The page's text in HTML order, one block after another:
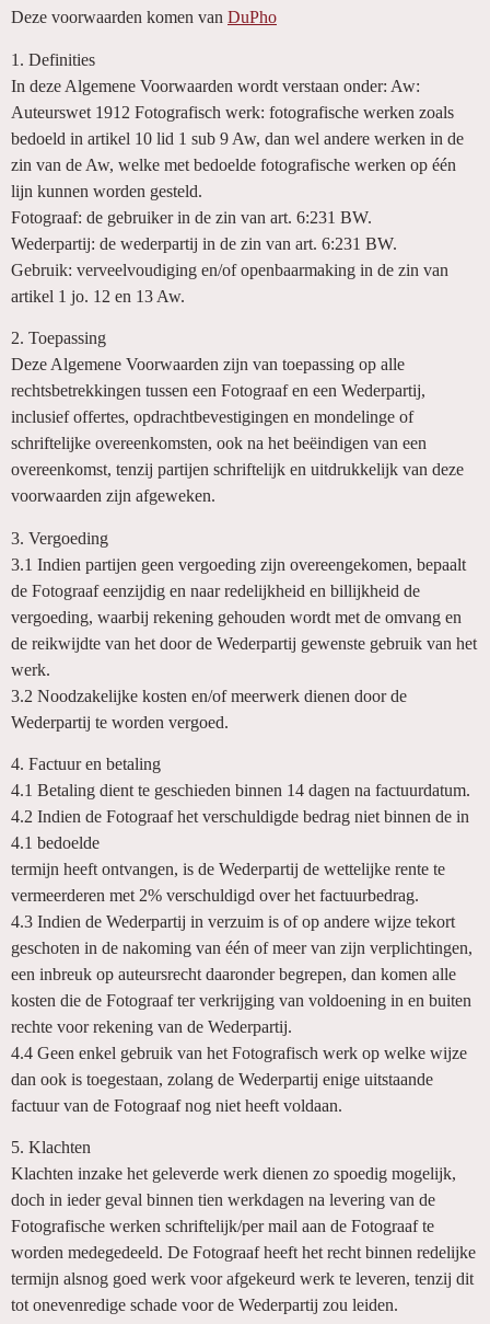
Deze voorwaarden komen van DuPho
1. Definities
In deze Algemene Voorwaarden wordt verstaan onder: Aw:
Auteurswet 1912 Fotografisch werk: fotografische werken zoals
bedoeld in artikel 10 lid 1 sub 9 Aw, dan wel andere werken in de
zin van de Aw, welke met bedoelde fotografische werken op één
lijn kunnen worden gesteld.
Fotograaf: de gebruiker in de zin van art. 6:231 BW.
Wederpartij: de wederpartij in de zin van art. 6:231 BW.
Gebruik: verveelvoudiging en/of openbaarmaking in de zin van
artikel 1 jo. 12 en 13 Aw.
2. Toepassing
Deze Algemene Voorwaarden zijn van toepassing op alle
rechtsbetrekkingen tussen een Fotograaf en een Wederpartij,
inclusief offertes, opdrachtbevestigingen en mondelinge of
schriftelijke overeenkomsten, ook na het beëindigen van een
overeenkomst, tenzij partijen schriftelijk en uitdrukkelijk van deze
voorwaarden zijn afgeweken.
3. Vergoeding
3.1 Indien partijen geen vergoeding zijn overeengekomen, bepaalt
de Fotograaf eenzijdig en naar redelijkheid en billijkheid de
vergoeding, waarbij rekening gehouden wordt met de omvang en
de reikwijdte van het door de Wederpartij gewenste gebruik van het
werk.
3.2 Noodzakelijke kosten en/of meerwerk dienen door de
Wederpartij te worden vergoed.
4. Factuur en betaling
4.1 Betaling dient te geschieden binnen 14 dagen na factuurdatum.
4.2 Indien de Fotograaf het verschuldigde bedrag niet binnen de in
4.1 bedoelde
termijn heeft ontvangen, is de Wederpartij de wettelijke rente te
vermeerderen met 2% verschuldigd over het factuurbedrag.
4.3 Indien de Wederpartij in verzuim is of op andere wijze tekort
geschoten in de nakoming van één of meer van zijn verplichtingen,
een inbreuk op auteursrecht daaronder begrepen, dan komen alle
kosten die de Fotograaf ter verkrijging van voldoening in en buiten
rechte voor rekening van de Wederpartij.
4.4 Geen enkel gebruik van het Fotografisch werk op welke wijze
dan ook is toegestaan, zolang de Wederpartij enige uitstaande
factuur van de Fotograaf nog niet heeft voldaan.
5. Klachten
Klachten inzake het geleverde werk dienen zo spoedig mogelijk,
doch in ieder geval binnen tien werkdagen na levering van de
Fotografische werken schriftelijk/per mail aan de Fotograaf te
worden medegedeeld. De Fotograaf heeft het recht binnen redelijke
termijn alsnog goed werk voor afgekeurd werk te leveren, tenzij dit
tot onevenredige schade voor de Wederpartij zou leiden.